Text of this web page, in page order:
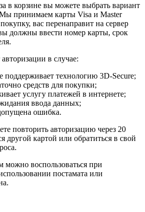
в корзине вы можете выбрать вариант
принимаем карты Visa и Master
вас перенаправит на сервер
должны ввести номер карты, срок
в случае:
поддерживает технологию 3D-Secure;
средств для покупки;
услугу платежей в интернете;
ввода данных;
ошибка.
повторить авторизацию через 20
другой картой или обратиться в свой
можно воспользоваться при
постамата или